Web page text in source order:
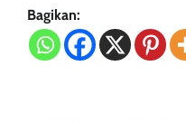
Bagikan: